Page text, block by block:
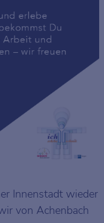
Innenstadt wieder
von Achenbach